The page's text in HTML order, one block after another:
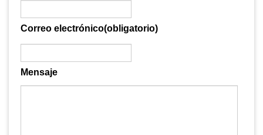
Correo electrónico(obligatorio)
Mensaje